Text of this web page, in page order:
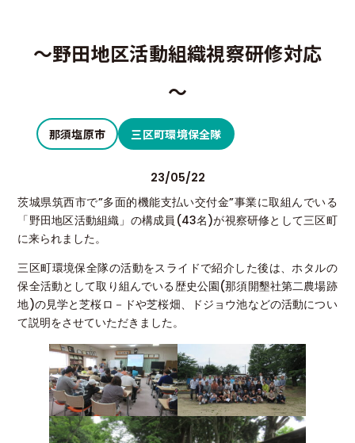
～野田地区活動組織視察研修対応
～
那須塩原市 三区町環境保全隊
23/05/22
茨城県筑西市で”多面的機能支払い交付金”事業に取組んでいる
「野田地区活動組織」の構成員(43名)が視察研修として三区町
に来られました。
三区町環境保全隊の活動をスライドで紹介した後は、ホタルの
保全活動として取り組んでいる歴史公園(那須開墾社第二農場跡
地)の見学と芝桜ロ－ドや芝桜畑、ドジョウ池などの活動につい
て説明をさせていただきました。